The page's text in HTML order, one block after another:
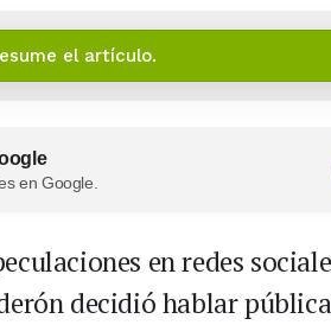
el artículo.
en Google.
en redes
decidió hablar